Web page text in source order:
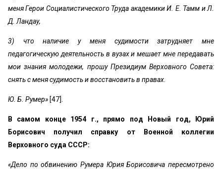
меня Герои Социалистического Труда академики И. Е. Тамм и Л.
Д. Ландау,
3) что наличие у меня судимости затрудняет мне
педагогическую деятельность в вузах и мешает мне передавать
мои знания молодежи, прошу Президиум Верховного Совета:
снять с меня судимость и восстановить в правах.
Ю. Б. Румер» [47].
В самом конце 1954 г., прямо под Новый год, Юрий
Борисович получил справку от Военной коллегии
Верховного суда СССР:
«Дело по обвинению Румера Юрия Борисовича пересмотрено